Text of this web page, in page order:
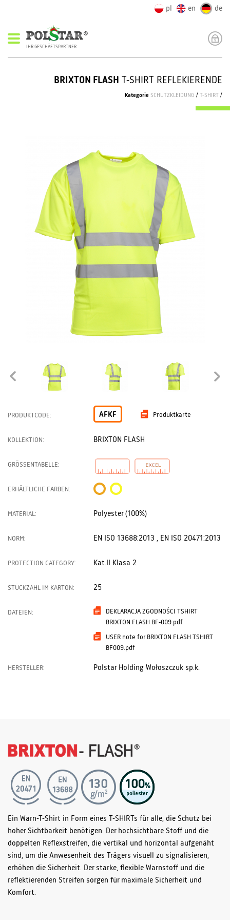
pl en de
IHR GESCHÄFTSPARTNER
BRIXTON FLASH T-SHIRT REFLEKIERENDE
Kategorie SCHUTZKLEIDUNG / T-SHIRT /
PRODUKTCODE: AFKF Produktkarte
KOLLEKTION: BRIXTON FLASH
GRÖSSENTABELLE:
ERHÄLTLICHE FARBEN:
MATERIAL: Polyester (100%)
NORM: EN ISO 13688:2013 , EN ISO 20471:2013
PROTECTION CATEGORY: Kat.II Klasa 2
STÜCKZAHL IM KARTON: 25
DATEIEN:
DEKLARACJA ZGODNOŚCI TSHIRT
BRIXTON FLASH BF-009.pdf
USER note for BRIXTON FLASH TSHIRT
BF009.pdf
HERSTELLER: Polstar Holding Wołoszczuk sp.k.
Ein Warn-T-Shirt in Form eines T-SHIRTs für alle, die Schutz bei
hoher Sichtbarkeit benötigen. Der hochsichtbare Stoff und die
doppelten Reflexstreifen, die vertikal und horizontal aufgenäht
sind, um die Anwesenheit des Trägers visuell zu signalisieren,
erhöhen die Sicherheit. Der starke, flexible Warnstoff und die
reflektierenden Streifen sorgen für maximale Sicherheit und
Komfort.